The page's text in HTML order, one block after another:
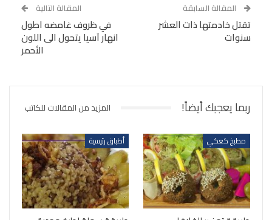
المقالة السابقة
تقتل خادمتها ذات العشر
سنوات
المقالة التالية
في ظروف غامضه اطول
انهار آسيا يتحول الى اللون
الأحمر
ربما يعجبك أيضاً! المزيد من المقالات للكاتب
مطبخ كعكي أطباق رئيسية